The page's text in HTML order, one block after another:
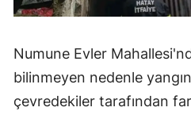
Numune Evler
bilinmeyen nedenle yangın
çevredekiler tarafından